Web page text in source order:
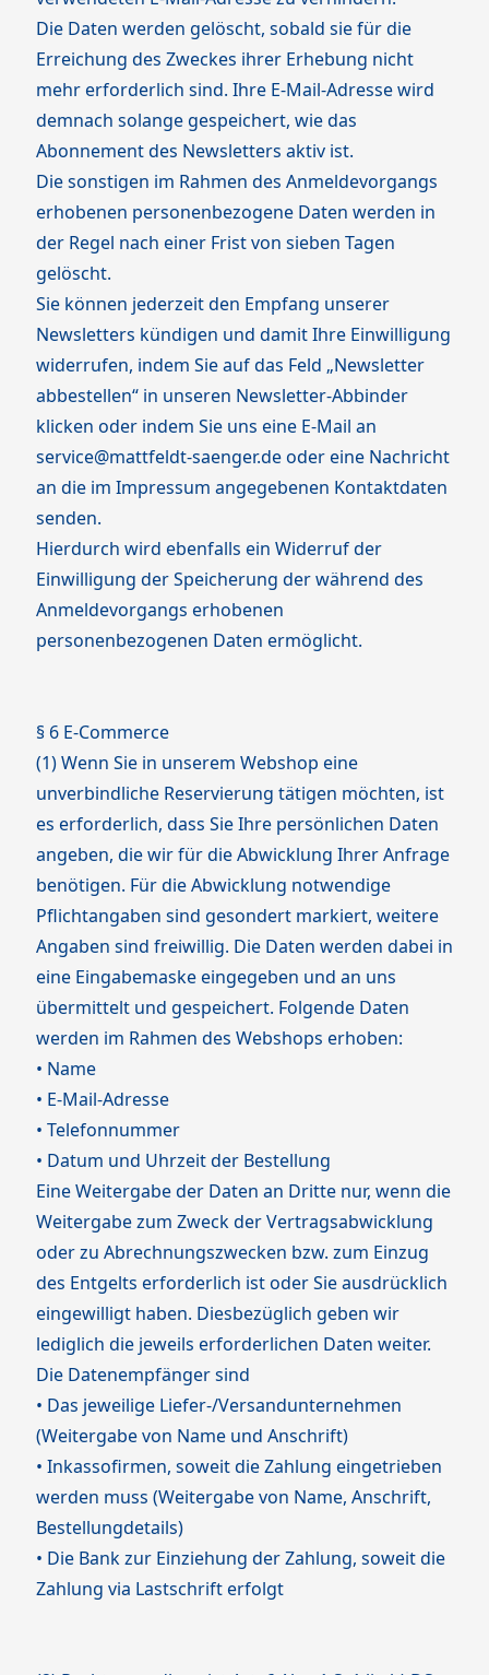
Die Daten werden gelöscht, sobald sie für die
Erreichung des Zweckes ihrer Erhebung nicht
mehr erforderlich sind. Ihre E-Mail-Adresse wird
demnach solange gespeichert, wie das
Abonnement des Newsletters aktiv ist.
Die sonstigen im Rahmen des Anmeldevorgangs
erhobenen personenbezogene Daten werden in
der Regel nach einer Frist von sieben Tagen
gelöscht.
Sie können jederzeit den Empfang unserer
Newsletters kündigen und damit Ihre Einwilligung
widerrufen, indem Sie auf das Feld „Newsletter
abbestellen“ in unseren Newsletter-Abbinder
klicken oder indem Sie uns eine E-Mail an
service@mattfeldt-saenger.de oder eine Nachricht
an die im Impressum angegebenen Kontaktdaten
senden.
Hierdurch wird ebenfalls ein Widerruf der
Einwilligung der Speicherung der während des
Anmeldevorgangs erhobenen
personenbezogenen Daten ermöglicht.
§ 6 E-Commerce
(1) Wenn Sie in unserem Webshop eine
unverbindliche Reservierung tätigen möchten, ist
es erforderlich, dass Sie Ihre persönlichen Daten
angeben, die wir für die Abwicklung Ihrer Anfrage
benötigen. Für die Abwicklung notwendige
Pflichtangaben sind gesondert markiert, weitere
Angaben sind freiwillig. Die Daten werden dabei in
eine Eingabemaske eingegeben und an uns
übermittelt und gespeichert. Folgende Daten
werden im Rahmen des Webshops erhoben:
• Name
• E-Mail-Adresse
• Telefonnummer
• Datum und Uhrzeit der Bestellung
Eine Weitergabe der Daten an Dritte nur, wenn die
Weitergabe zum Zweck der Vertragsabwicklung
oder zu Abrechnungszwecken bzw. zum Einzug
des Entgelts erforderlich ist oder Sie ausdrücklich
eingewilligt haben. Diesbezüglich geben wir
lediglich die jeweils erforderlichen Daten weiter.
Die Datenempfänger sind
• Das jeweilige Liefer-/Versandunternehmen
(Weitergabe von Name und Anschrift)
• Inkassofirmen, soweit die Zahlung eingetrieben
werden muss (Weitergabe von Name, Anschrift,
Bestellungdetails)
• Die Bank zur Einziehung der Zahlung, soweit die
Zahlung via Lastschrift erfolgt